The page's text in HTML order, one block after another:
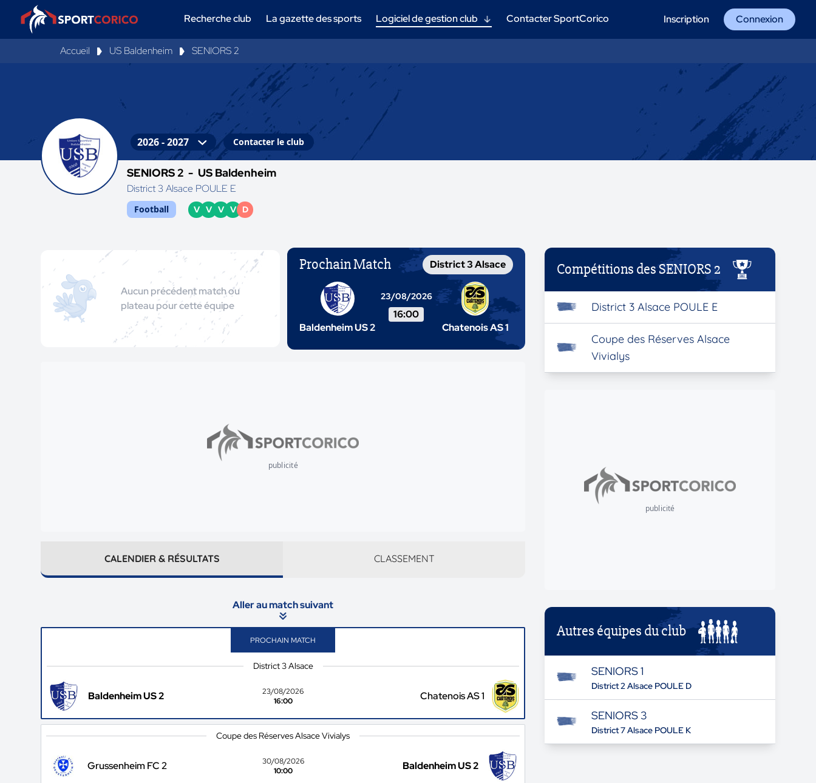
Recherche club La gazette des sports Logiciel de gestion club Contacter SportCorico Inscription Connexion
Accueil US Baldenheim SENIORS 2
Contacter le club
SENIORS 2 - US Baldenheim
District 3 Alsace POULE E
Football V V V V D
Aucun précédent match ou
plateau pour cette équipe
Prochain Match District 3 Alsace
Baldenheim US 2
23/08/2026
16:00
Chatenois AS 1
publicité
CALENDIER & RÉSULTATS CLASSEMENT
Aller au match suivant
PROCHAIN MATCH
District 3 Alsace
Baldenheim US 2
23/08/2026
16:00
Chatenois AS 1
Coupe des Réserves Alsace Vivialys
Grussenheim FC 2
30/08/2026
10:00
Baldenheim US 2
Compétitions des SENIORS 2
District 3 Alsace POULE E
Coupe des Réserves Alsace
Vivialys
publicité
Autres équipes du club
SENIORS 1
District 2 Alsace POULE D
SENIORS 3
District 7 Alsace POULE K